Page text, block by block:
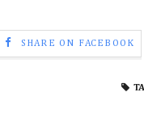
SHARE ON FACEBOOK